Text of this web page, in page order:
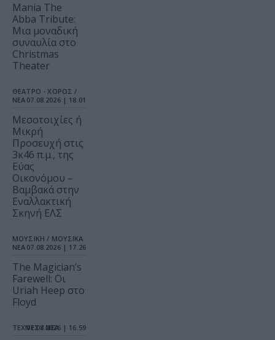
Mania The
Abba Tribute:
Μια μοναδική
συναυλία στο
Christmas
Theater
ΘΕΑΤΡΟ - ΧΟΡΟΣ /
ΝΕΑ 07.08.2026 | 18.01
Μεσοτοιχίες ή
Μικρή
Προσευχή στις
3κ46 π.μ., της
Εύας
Οικονόμου –
Βαμβακά στην
Εναλλακτική
Σκηνή ΕΛΣ
ΜΟΥΣΙΚΗ / ΜΟΥΣΙΚΑ
ΝΕΑ 07.08.2026 | 17.26
The Magician’s
Farewell: Οι
Uriah Heep στο
Floyd
ΤΕΧΝΕΣ / ΝΕΑ
07.08.2026 | 16.59